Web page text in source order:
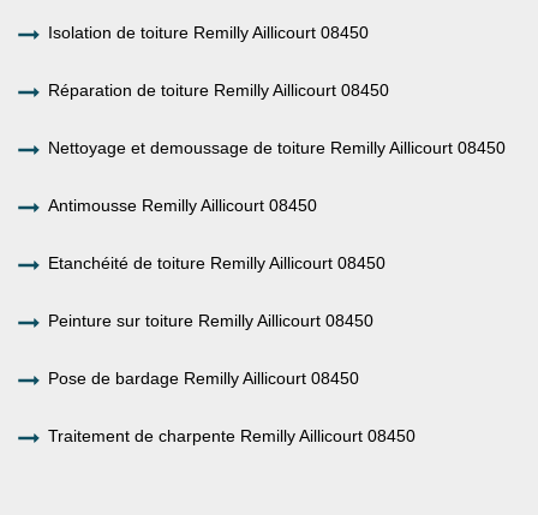
Isolation de toiture Remilly Aillicourt 08450
Réparation de toiture Remilly Aillicourt 08450
Nettoyage et demoussage de toiture Remilly Aillicourt 08450
Antimousse Remilly Aillicourt 08450
Etanchéité de toiture Remilly Aillicourt 08450
Peinture sur toiture Remilly Aillicourt 08450
Pose de bardage Remilly Aillicourt 08450
Traitement de charpente Remilly Aillicourt 08450